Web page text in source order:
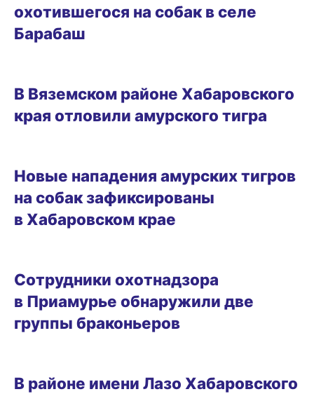
охотившегося на собак в селе
Барабаш
В Вяземском районе Хабаровского
края отловили амурского тигра
Новые нападения амурских тигров
на собак зафиксированы
в Хабаровском крае
Сотрудники охотнадзора
в Приамурье обнаружили две
группы браконьеров
В районе имени Лазо Хабаровского